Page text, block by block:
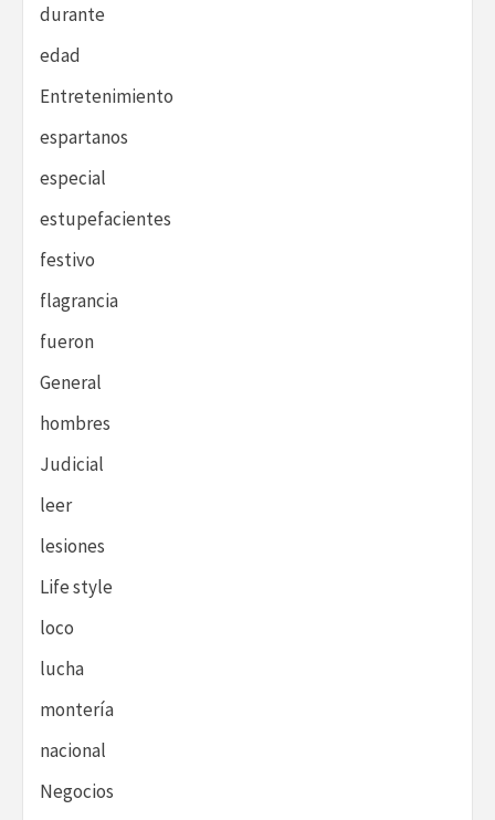
durante
edad
Entretenimiento
espartanos
especial
estupefacientes
festivo
flagrancia
fueron
General
hombres
Judicial
leer
lesiones
Life style
loco
lucha
montería
nacional
Negocios